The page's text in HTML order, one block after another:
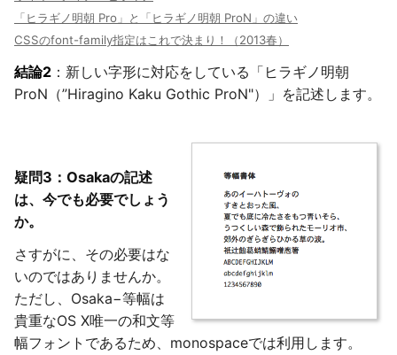
「ヒラギノ明朝 Pro」と「ヒラギノ明朝 ProN」の違い
CSSのfont-family指定はこれで決まり！（2013春）
結論2 ：新しい字形に対応をしている「ヒラギノ明朝
ProN（”Hiragino Kaku Gothic ProN"）」を記述します。
疑問3：Osakaの記述
は、今でも必要でしょう
か。
さすがに、その必要はな
いのではありませんか。
ただし、Osaka−等幅は
貴重なOS X唯一の和文等
幅フォントであるため、monospaceでは利用します。